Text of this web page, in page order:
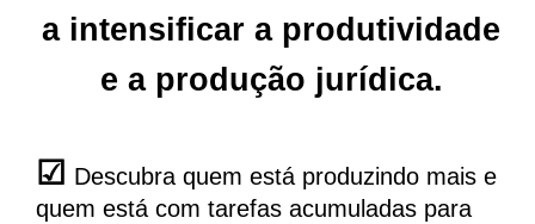
a intensificar a produtividade
e a produção jurídica.
☑ Descubra quem está produzindo mais e
quem está com tarefas acumuladas para